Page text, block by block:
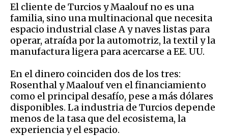
El cliente de Turcios y Maalouf no es una
familia, sino una multinacional que necesita
espacio industrial clase A y naves listas para
operar, atraída por la automotriz, la textil y la
manufactura ligera para acercarse a EE. UU.
En el dinero coinciden dos de los tres:
Rosenthal y Maalouf ven el financiamiento
como el principal desafío, pese a más dólares
disponibles. La industria de Turcios depende
menos de la tasa que del ecosistema, la
experiencia y el espacio.